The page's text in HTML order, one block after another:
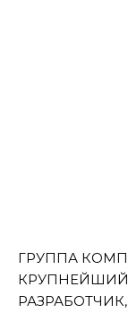
ГРУППА
КРУПНЕЙШИЙ